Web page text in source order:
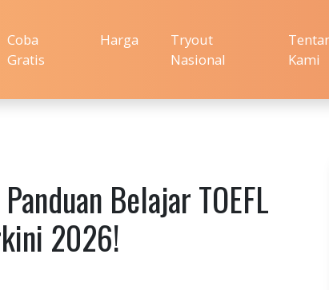
Coba
Gratis
Harga
Tryout
Nasional
Kami
Belajar TOEFL
2026!